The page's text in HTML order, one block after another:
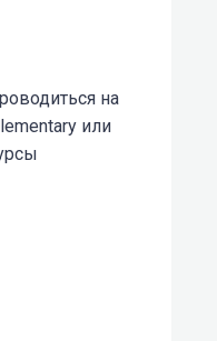
на
или